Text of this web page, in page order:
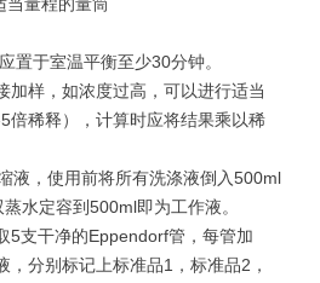
置于室温平衡至少30分钟。
加样，如浓度过高，可以进行适当
倍稀释），计算时应将结果乘以稀
液，使用前将所有洗涤液倒入500ml
水定容到500ml即为工作液。
5支干净的Eppendorf管，每管加
，分别标记上标准品1，标准品2，